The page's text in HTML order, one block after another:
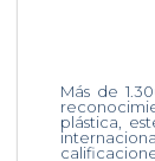
Más de
plástica,